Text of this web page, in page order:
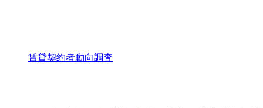
賃貸契約者動向調査